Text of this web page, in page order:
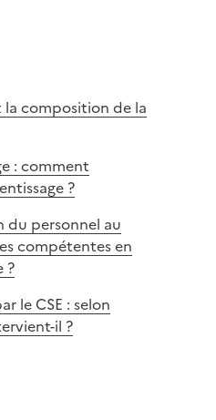
la composition de la
: comment
?
du personnel au
compétentes en
?
le CSE : selon
il ?